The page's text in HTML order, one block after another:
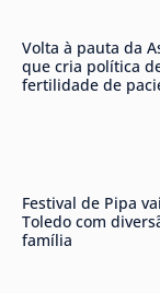
Volta à pauta da
que cria política
fertilidade de
Festival de Pipa
Toledo com
família